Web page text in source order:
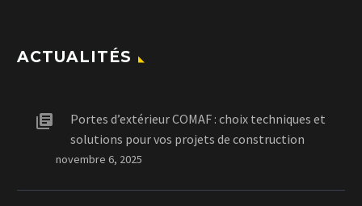
ACTUALITÉS
Portes d’extérieur COMAF : choix techniques et
solutions pour vos projets de construction
novembre 6, 2025